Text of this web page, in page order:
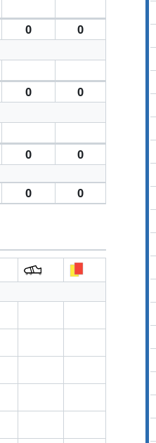
0 0
0 0
0 0
0 0